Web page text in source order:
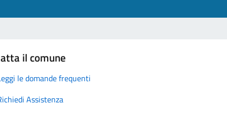
il comune
le domande frequenti
Assistenza